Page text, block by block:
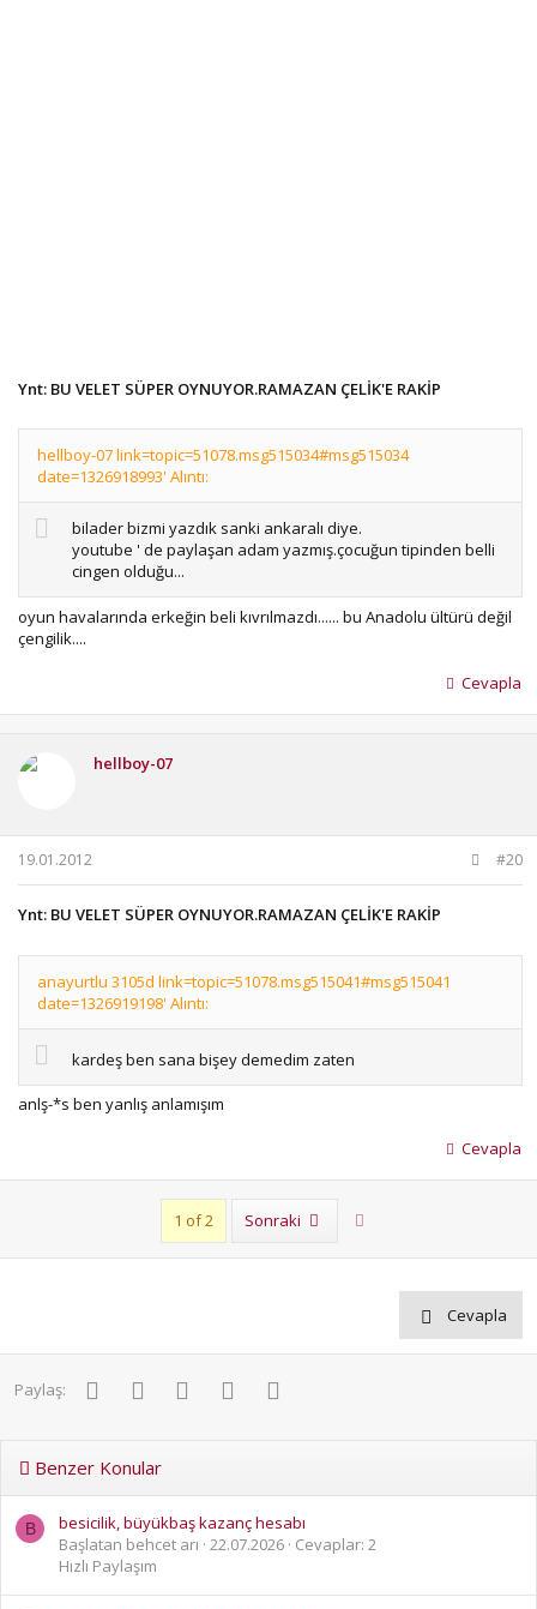
Ynt: BU VELET SÜPER OYNUYOR.RAMAZAN ÇELİK'E RAKİP
hellboy-07 link=topic=51078.msg515034#msg515034
date=1326918993' Alıntı:
bilader bizmi yazdık sanki ankaralı diye.
youtube ' de paylaşan adam yazmış.çocuğun tipinden belli
cingen olduğu...
oyun havalarında erkeğin beli kıvrılmazdı...... bu Anadolu ültürü değil
çengilik....
Cevapla
hellboy-07
19.01.2012 #20
Ynt: BU VELET SÜPER OYNUYOR.RAMAZAN ÇELİK'E RAKİP
anayurtlu 3105d link=topic=51078.msg515041#msg515041
date=1326919198' Alıntı:
kardeş ben sana bişey demedim zaten
anlş-*s ben yanlış anlamışım
Cevapla
1 of 2 Sonraki
Cevapla
Paylaş: FacebookTwitter PinterestWhatsApp
Benzer Konular
B
besicilik, büyükbaş kazanç hesabı
Başlatan behcet arı 22.07.2026 Cevaplar: 2
Hızlı Paylaşım